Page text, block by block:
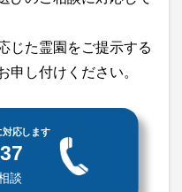
じた霊園をご提示する
申し付けください。
応します
談